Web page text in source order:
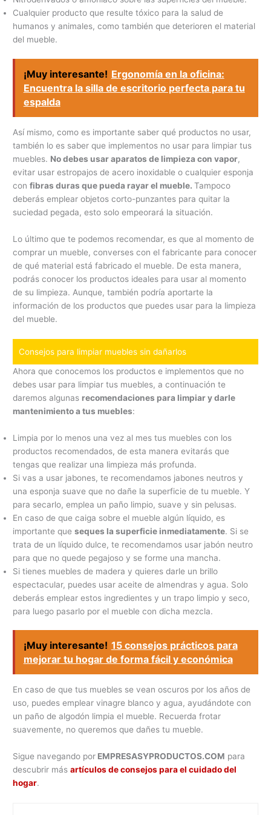
Cualquier producto que resulte tóxico para la salud de
humanos y animales, como también que deterioren el material
del mueble.
¡Muy interesante! Ergonomía en la oficina:
Encuentra la silla de escritorio perfecta para tu
espalda
Así mismo, como es importante saber qué productos no usar,
también lo es saber que implementos no usar para limpiar tus
muebles. No debes usar aparatos de limpieza con vapor,
evitar usar estropajos de acero inoxidable o cualquier esponja
confibras duras que pueda rayar el mueble.Tampoco
deberás emplear objetos corto-punzantes para quitar la
suciedad pegada, esto solo empeorará la situación.
Lo último que te podemos recomendar, es que al momentode
comprar un mueble, converses con el fabricante para conocer
de qué material está fabricado el mueble. De esta manera,
podrás conocer los productos ideales para usar al momento
de su limpieza. Aunque, también podría aportarte la
información de los productos que puedes usar para la limpieza
del mueble.
Consejos para limpiar muebles sin dañarlos
Ahora que conocemos los productos e implementos que no
debes usar para limpiar tus muebles, a continuación te
daremos algunas recomendaciones para limpiar y darle
mantenimiento a tus muebles:
Limpia por lo menos una vez al mes tus muebles con los
productos recomendados, de esta manera evitarás que
tengas que realizar una limpieza más profunda.
Si vas a usar jabones, te recomendamos jabones neutros y
una esponja suave que no dañe la superficie de tu mueble. Y
para secarlo, emplea un paño limpio, suave y sin pelusas.
En caso de que caiga sobre el mueble algún líquido, es
importante queseques la superficie inmediatamente. Si se
trata de un líquido dulce, te recomendamos usar jabón neutro
para que no quede pegajoso y se forme una mancha.
Si tienes muebles de madera y quieres darle un brillo
espectacular, puedes usar aceite de almendras y agua. Solo
deberás emplear estos ingredientes y un trapo limpio y seco,
para luego pasarlo por el mueble con dicha mezcla.
¡Muy interesante! 15 consejos prácticos para
mejorar tu hogar de forma fácil y económica
En caso de que tus muebles se vean oscuros por los años de
uso, puedes emplear vinagre blanco y agua, ayudándote con
un paño de algodón limpia el mueble. Recuerda frotar
suavemente, no queremos que dañes tu mueble.
Sigue navegando por EMPRESASYPRODUCTOS.COM para
descubrir másartículos de consejos para el cuidado del
hogar.